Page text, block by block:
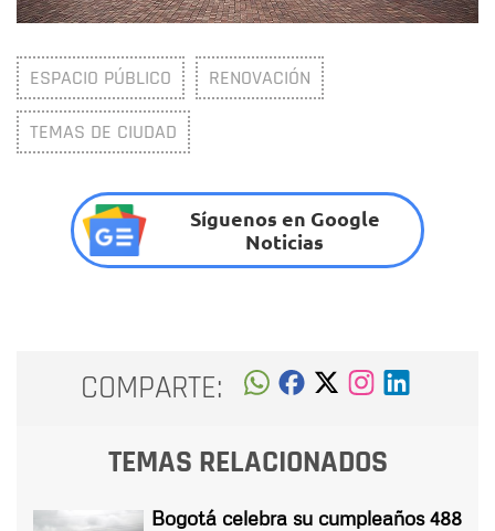
ESPACIO PÚBLICO RENOVACIÓN
TEMAS DE CIUDAD
Síguenos en Google
Noticias
COMPARTE:
TEMAS RELACIONADOS
Bogotá celebra su cumpleaños 488